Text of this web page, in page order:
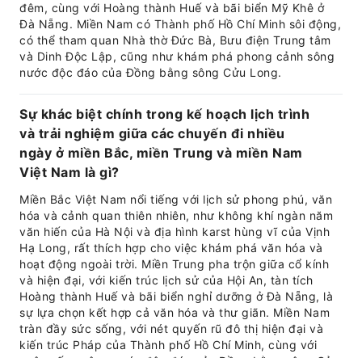
đêm, cùng với Hoàng thành Huế và bãi biển Mỹ Khê ở
Đà Nẵng. Miền Nam có Thành phố Hồ Chí Minh sôi động,
có thể tham quan Nhà thờ Đức Bà, Bưu điện Trung tâm
và Dinh Độc Lập, cũng như khám phá phong cảnh sông
nước độc đáo của Đồng bằng sông Cửu Long.
Sự khác biệt chính trong kế hoạch lịch trình
và trải nghiệm giữa các chuyến đi nhiều
ngày ở miền Bắc, miền Trung và miền Nam
Việt Nam là gì?
Miền Bắc Việt Nam nổi tiếng với lịch sử phong phú, văn
hóa và cảnh quan thiên nhiên, như không khí ngàn năm
văn hiến của Hà Nội và địa hình karst hùng vĩ của Vịnh
Hạ Long, rất thích hợp cho việc khám phá văn hóa và
hoạt động ngoài trời. Miền Trung pha trộn giữa cổ kính
và hiện đại, với kiến trúc lịch sử của Hội An, tàn tích
Hoàng thành Huế và bãi biển nghỉ dưỡng ở Đà Nẵng, là
sự lựa chọn kết hợp cả văn hóa và thư giãn. Miền Nam
tràn đầy sức sống, với nét quyến rũ đô thị hiện đại và
kiến trúc Pháp của Thành phố Hồ Chí Minh, cùng với